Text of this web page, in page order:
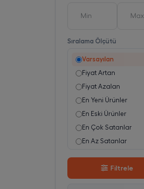
Sıralama Ölçütü
Varsayılan
Fiyat Artan
Fiyat Azalan
En Yeni Ürünler
En Eski Ürünler
En Çok Satanlar
En Az Satanlar
Stok ArtanFiltrele